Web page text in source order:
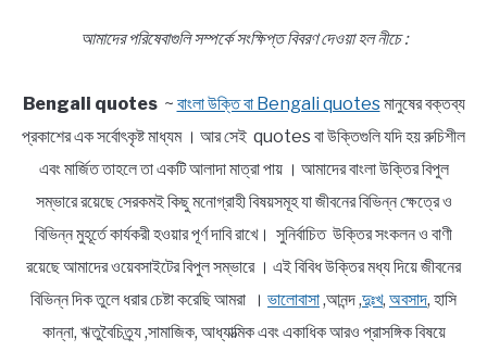
আমাদের পরিষেবাগুলি সম্পর্কে সংক্ষিপ্ত বিবরণ দেওয়া হল নীচে :
Bengali quotes~ বাংলা উক্তি বা Bengali quotesমানুষের বক্তব্য
প্রকাশের এক সর্বোৎকৃষ্ট মাধ্যম । আর সেই quotes বা উক্তিগুলি যদি হয় রুচিশীল
এবং মার্জিত তাহলে তা একটি আলাদা মাত্রা পায় । আমাদের বাংলা উক্তির বিপুল
সম্ভারে রয়েছে সেরকমই কিছু মনোগ্রাহী বিষয়সমূহ যা জীবনের বিভিন্ন ক্ষেত্রে ও
বিভিন্ন মুহূর্তে কার্যকরী হওয়ার পূর্ণ দাবি রাখে। সুনির্বাচিত উক্তির সংকলন ও বাণী
রয়েছে আমাদের ওয়েবসাইটের বিপুল সম্ভারে । এই বিবিধ উক্তির মধ্য দিয়ে জীবনের
বিভিন্ন দিক তুলে ধরার চেষ্টা করেছি আমরা । ভালোবাসা,আনন্দ ,দুঃখ, অবসাদ, হাসি
কান্না, ঋতুবৈচিত্র্য ,সামাজিক, আধ্যাত্মিক এবং একাধিক আরও প্রাসঙ্গিক বিষয়ে